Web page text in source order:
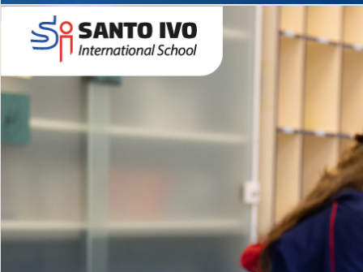
Novidades 2026 High School
EDUCAÇÃO INFANTIL
Inglês todos os dias
MÉDIO